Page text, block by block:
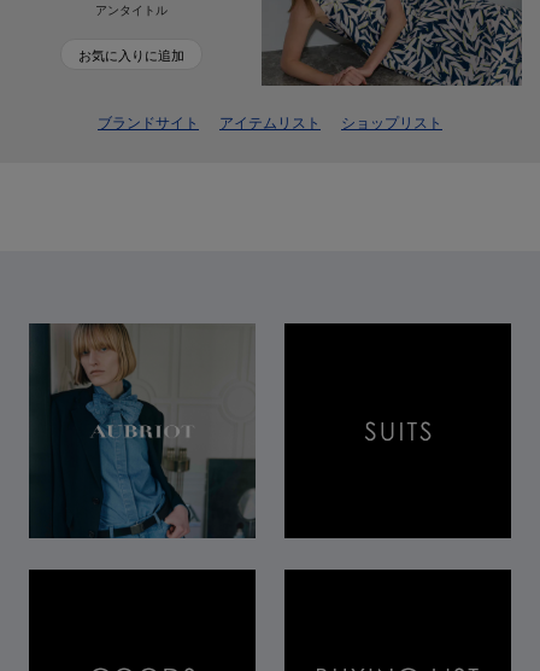
アンタイトル
お気に入りに追加
ブランドサイト アイテムリスト ショップリスト